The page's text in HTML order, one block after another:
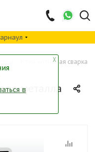
Клей холодная сварка
металла
╳
в